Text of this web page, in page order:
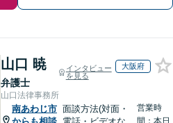
山口 暁
弁護士
インタビュー
を見る
大阪府
山口法律事務所
南あわじ市
からも相談
面談方法(対面・
電話・ビデオな
営業時
間：本日